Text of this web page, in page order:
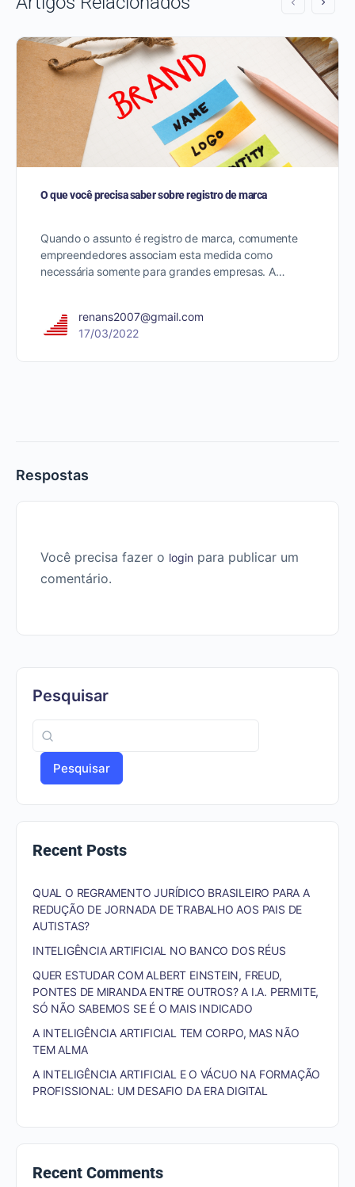
O que você precisa saber sobre registro de marca
Quando o assunto é registro de marca, comumente
empreendedores associam esta medida como
necessária somente para grandes empresas. A…
renans2007@gmail.com
17/03/2022
Respostas
Você precisa fazer o login para publicar um
comentário.
Pesquisar
Pesquisar
Recent Posts
QUAL O REGRAMENTO JURÍDICO BRASILEIRO PARA A
REDUÇÃO DE JORNADA DE TRABALHO AOS PAIS DE
AUTISTAS?
INTELIGÊNCIA ARTIFICIAL NO BANCO DOS RÉUS
QUER ESTUDAR COM ALBERT EINSTEIN, FREUD,
PONTES DE MIRANDA ENTRE OUTROS? A I.A. PERMITE,
SÓ NÃO SABEMOS SE É O MAIS INDICADO
A INTELIGÊNCIA ARTIFICIAL TEM CORPO, MAS NÃO
TEM ALMA
A INTELIGÊNCIA ARTIFICIAL E O VÁCUO NA FORMAÇÃO
PROFISSIONAL: UM DESAFIO DA ERA DIGITAL
Recent Comments